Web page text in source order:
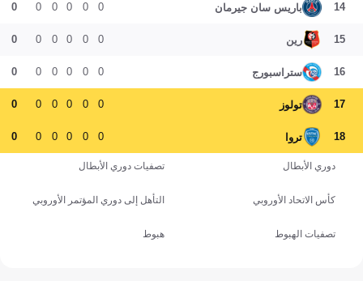
14 باريس سان جيرمان 0
0
0
0
0
0
15 رين 0
0
0
0
0
0
16 ستراسبورج 0
0
0
0
0
0
17 تولوز 0
0
0
0
0
0
18 تروا 0
0
0
0
0
0
دوري الأبطال تصفيات دوري الأبطال
كأس الاتحاد الأوروبي التأهل إلى دوري المؤتمر الأوروبي
تصفيات الهبوط هبوط